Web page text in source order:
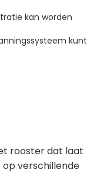
kan worden
kunt
rooster dat laat
op verschillende